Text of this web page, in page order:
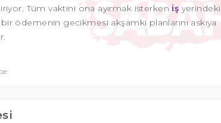
Tüm vaktini ona ayırmak isterken iş yerindeki
ödemenin gecikmesi akşamki planlarını askıya